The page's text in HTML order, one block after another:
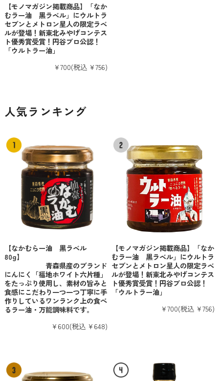
【モノマガジン掲載商品】「なか
むラー油 黒ラベル」にウルトラ
セブンとメトロン星人の限定ラベ
ルが登場！新東北みやげコンテス
ト優秀賞受賞！円谷プロ公認！
「ウルトラー油」
¥700(税込 ¥756)
人気ランキング
【なかむらー油 黒ラベル
80g】
青森県産のブランド
にんにく「福地ホワイト六片種」
をたっぷり使用し、素材の旨みと
食感にこだわり一つ一つ丁寧に手
作りしているワンランク上の食べ
るラー油・万能調味料です。
¥600(税込 ¥648)
【モノマガジン掲載商品】「なか
むラー油 黒ラベル」にウルトラ
セブンとメトロン星人の限定ラベ
ルが登場！新東北みやげコンテス
ト優秀賞受賞！円谷プロ公認！
「ウルトラー油」
¥700(税込 ¥756)